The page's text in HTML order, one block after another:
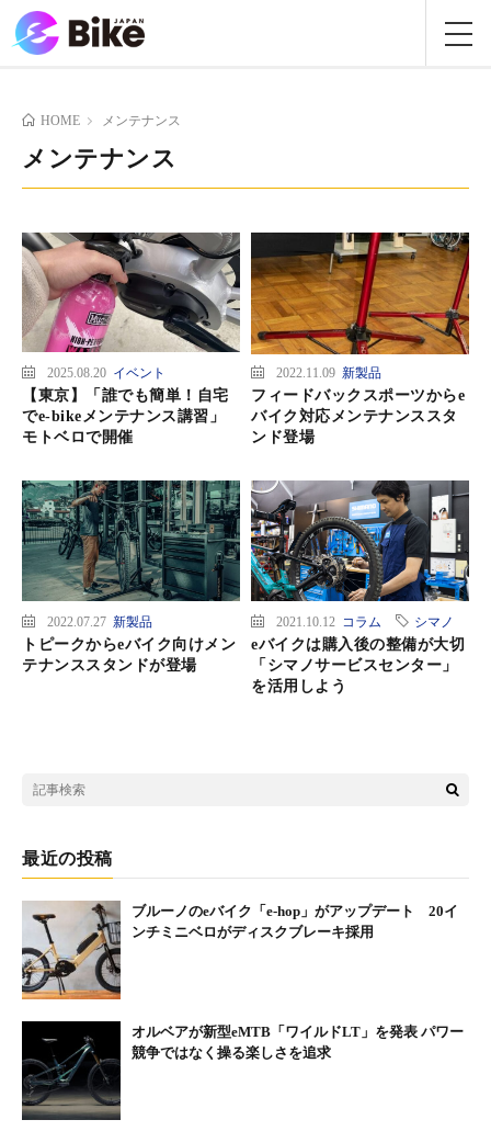
HOME メンテナンス
メンテナンス
2025.08.20 イベント
【東京】「誰でも簡単！自宅
でe-bikeメンテナンス講習」
モトベロで開催
2022.11.09 新製品
フィードバックスポーツからe
バイク対応メンテナンススタ
ンド登場
2022.07.27 新製品
トピークからeバイク向けメン
テナンススタンドが登場
2021.10.12 コラム シマノ
eバイクは購入後の整備が大切
「シマノサービスセンター」
を活用しよう
最近の投稿
ブルーノのeバイク「e-hop」がアップデート 20イ
ンチミニベロがディスクブレーキ採用
オルベアが新型eMTB「ワイルドLT」を発表 パワー
競争ではなく操る楽しさを追求